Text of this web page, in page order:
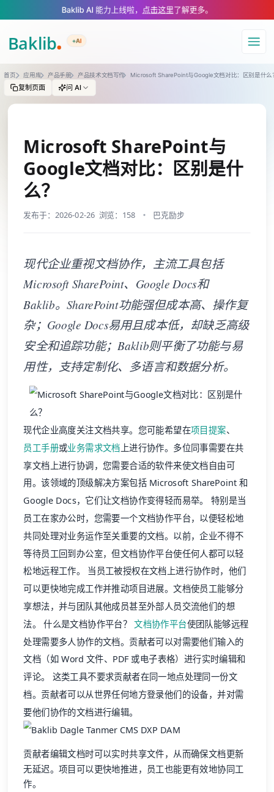
A Markdown version of this page is available at https://
Baklib AI 能力上线啦， 点击这里了解更多。
+AI
导航
首页 应用库 产品手册 产品技术文档写作 Microsoft SharePoint与Google文档对比：区别是什么
复制页面 问 AI
Microsoft SharePoint与
Google文档对比：区别是什
么？
发布于：2026-02-26 浏览：158 巴克励步
现代企业重视文档协作，主流工具包括
Microsoft SharePoint、Google Docs和
Baklib。SharePoint功能强但成本高、操作复
杂；Google Docs易用且成本低，却缺乏高级
安全和追踪功能；Baklib则平衡了功能与易
用性，支持定制化、多语言和数据分析。
现代企业高度关注文档共享。您可能希望在项目提案、
员工手册或业务需求文档 上进行协作。多位同事需要在共
享文档上进行协调，您需要合适的软件来使文档自由可
用。该领域的顶级解决方案包括 Microsoft SharePoint 和
Google Docs，它们让文档协作变得轻而易举。 特别是当
员工在家办公时，您需要一个文档协作平台，以便轻松地
共同处理对业务运作至关重要的文档。以前，企业不得不
等待员工回到办公室，但文档协作平台使任何人都可以轻
松地远程工作。 当员工被授权在文档上进行协作时，他们
可以更快地完成工作并推动项目进展。文档使员工能够分
享想法，并与团队其他成员甚至外部人员交流他们的想
法。 什么是文档协作平台？文档协作平台使团队能够远程
处理需要多人协作的文档。贡献者可以对需要他们输入的
文档（如 Word 文件、PDF 或电子表格）进行实时编辑和
评论。 这类工具不要求贡献者在同一地点处理同一份文
档。贡献者可以从世界任何地方登录他们的设备，并对需
要他们协作的文档进行编辑。
贡献者编辑文档时可以实时共享文件，从而确保文档更新
无延迟。项目可以更快地推进，员工也能更有效地协同工
作。